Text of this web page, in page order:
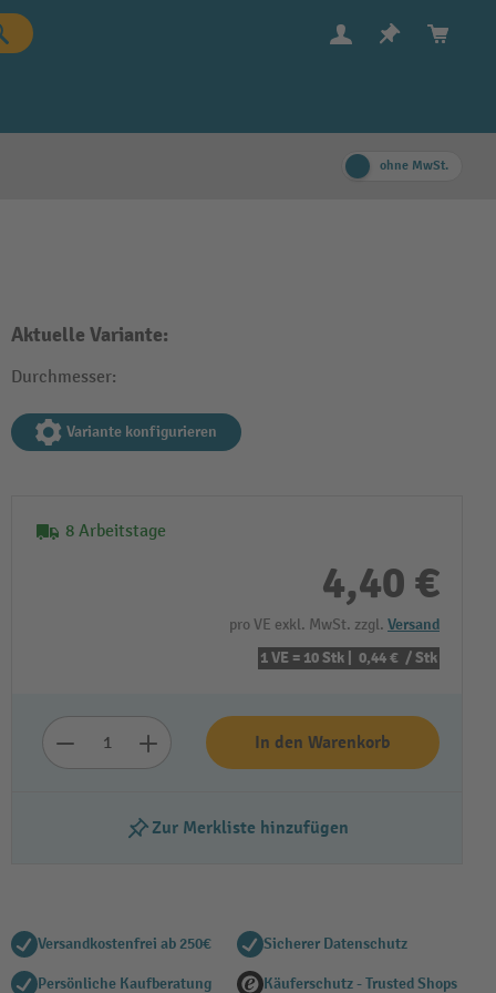
ohne MwSt.
Aktuelle Variante:
Durchmesser:
Variante konfigurieren
8 Arbeitstage
4,40 €
pro VE exkl. MwSt. zzgl. Versand
1 VE = 10 Stk | 0,44 € / Stk
In den Warenkorb
Zur Merkliste hinzufügen
Versandkostenfrei ab 250€ Sicherer Datenschutz
Persönliche Kaufberatung Käuferschutz - Trusted Shops